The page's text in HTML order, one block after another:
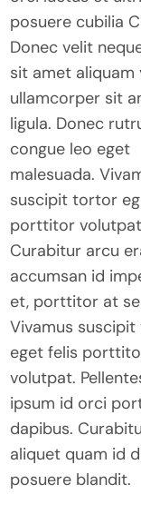
posuere cubilia
Donec velit
sit amet aliquam
ullamcorper sit
ligula. Donec
congue leo eget
malesuada.
suscipit tortor
porttitor
Curabitur arcu
accumsan id
et, porttitor at
Vivamus
eget felis
volutpat.
ipsum id orci
dapibus.
aliquet quam id
posuere blandit.